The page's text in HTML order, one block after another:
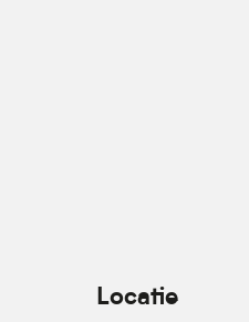
Locatie